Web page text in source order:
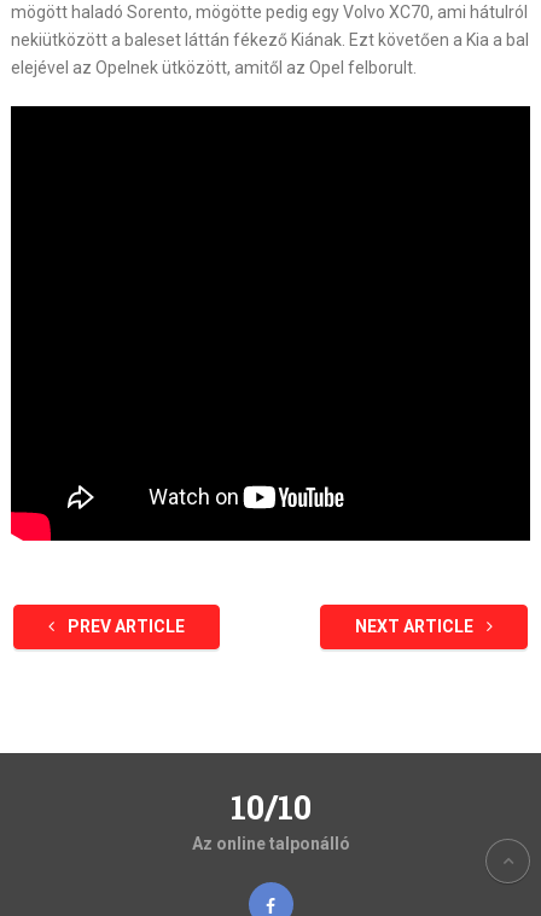
mögött haladó Sorento, mögötte pedig egy Volvo XC70, ami hátulról
nekiütközött a baleset láttán fékező Kiának. Ezt követően a Kia a bal
elejével az Opelnek ütközött, amitől az Opel felborult.
PREV ARTICLE NEXT ARTICLE
10/10
Az online talponálló